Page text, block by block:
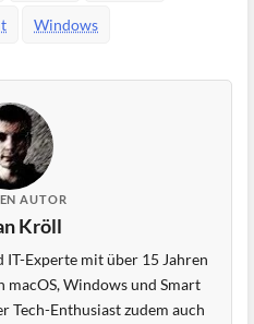
Windows
AUTOR
Kröll
IT-Experte mit über 15 Jahren
macOS, Windows und Smart
Tech-Enthusiast zudem auch